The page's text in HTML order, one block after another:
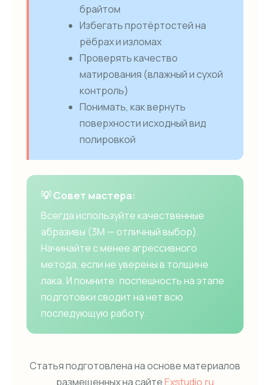
брайтом
Избегать протёртостей на
рёбрах и изломах
Проверять качество
матирования (влажный и сухой
контроль)
Понимать, как вернуть
поверхности исходный вид
полировкой
💡 Совет мастера:
Всегда используйте качественные
абразивы (3M — отличный выбор).
Начинайте с менее агрессивного
метода, если не уверены в толщине
лака. И помните: поспешность на этапе
подготовки сводит на нет всю
последующую работу.
Статья подготовлена на основе материалов
размещенных на сайтеExstudio.ru